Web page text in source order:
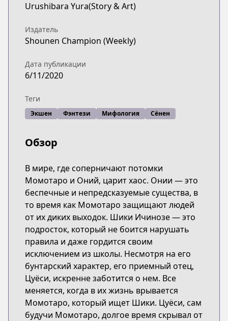
Urushibara Yura(Story & Art)
Издатель
Shounen Champion (Weekly)
Дата публикации
6/11/2020
Теги
Экшен Фэнтези Мифология Сёнен
Обзор
В мире, где соперничают потомки
Момотаро и Оний, царит хаос. Онии — это
беспечные и непредсказуемые существа, в
то время как Момотаро защищают людей
от их диких выходок. Шики Ичинозе — это
подросток, который не боится нарушать
правила и даже гордится своим
исключением из школы. Несмотря на его
бунтарский характер, его приемный отец,
Цуёси, искренне заботится о нем. Все
меняется, когда в их жизнь врывается
Момотаро, который ищет Шики. Цуёси, сам
будучи Момотаро, долгое время скрывал от